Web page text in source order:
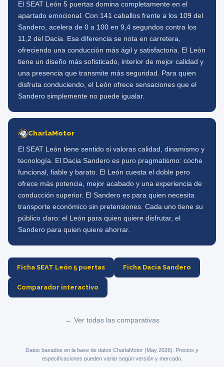
El SEAT León 5 puertas domina completamente en el
apartado emocional. Con 141 caballos frente a los 109 del
Sandero, acelera de 0 a 100 en 9,4 segundos contra los
11,2 del Dacia. Esa diferencia se nota en carretera,
ofreciendo una conducción más ágil y satisfactoria. El León
tiene un diseño más sofisticado, interior de mejor calidad y
una presencia que transmite más seguridad. Para quien
disfruta conduciendo, el León ofrece sensaciones que el
Sandero simplemente no puede igualar.
CharlaMotor
El SEAT León tiene sentido si valoras calidad, dinamismo y
tecnología. El Dacia Sandero es puro pragmatismo: coche
funcional, fiable y barato. El León cuesta el doble pero
ofrece más potencia, mejor acabado y una experiencia de
conducción superior. El Sandero es para quien necesita
transporte económico sin pretensiones. Cada uno tiene su
público claro: el León para quien quiere disfrutar, el
Sandero para quien quiere ahorrar.
Ficha SEAT León 5 puertas Ficha Dacia Sandero
Comparador interactivo
← Ver todas las comparativas
Datos basados en la base de datos CharlaMotor (May 2026). Precios y
especificaciones pueden variar según versión y mercado.